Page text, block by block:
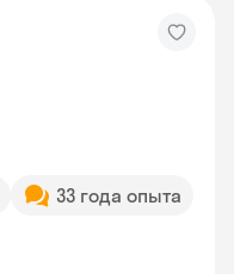
33 года опыта